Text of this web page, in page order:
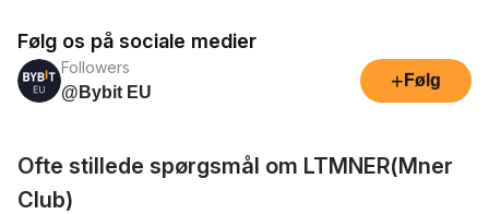
Følg os på sociale medier
Followers
@Bybit EU
+ Følg
Ofte stillede spørgsmål om LTMNER(Mner
Club)